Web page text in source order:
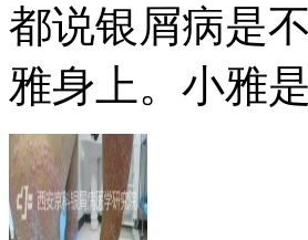
都说银屑病是
雅身上。小雅